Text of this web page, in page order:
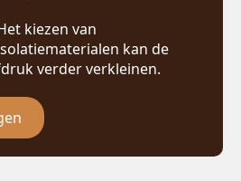
kiezen van
kan de
verder verkleinen.